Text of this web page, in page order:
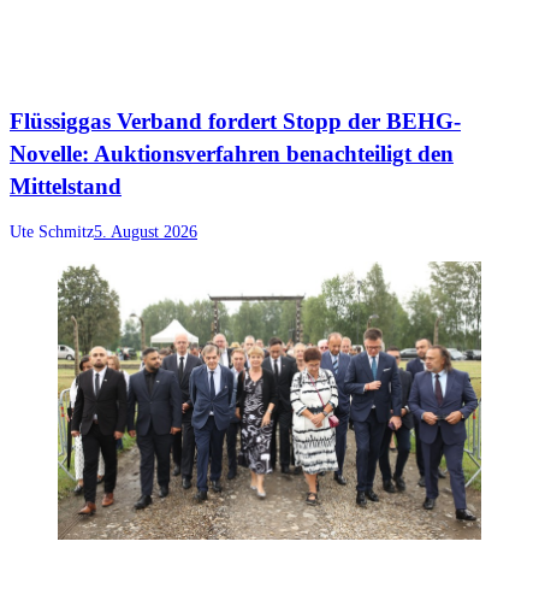
Flüssiggas Verband fordert Stopp der BEHG-
Novelle: Auktionsverfahren benachteiligt den
Mittelstand
Ute Schmitz5. August 2026